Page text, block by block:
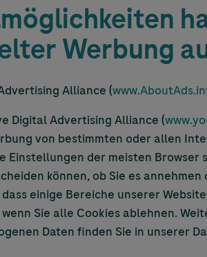
Werbung
Alliance (
Digital Advertising Alliance (
von bestimmten oder allen
Einstellungen der meisten
können, ob Sie es
einige Bereiche unserer
Sie alle Cookies ablehnen.
Daten finden Sie in unserer